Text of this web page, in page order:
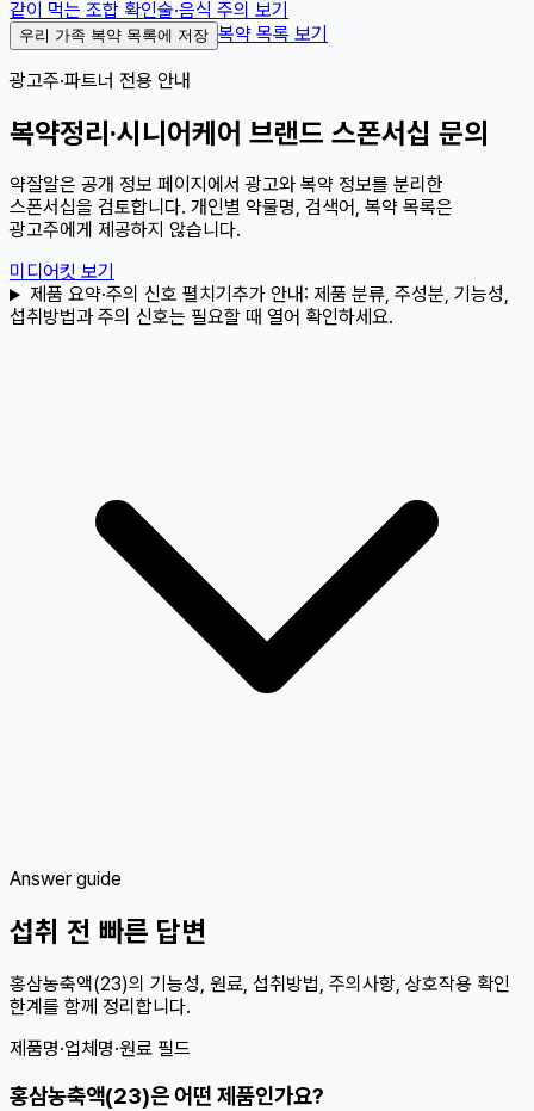
같이 먹는 조합 확인술·음식 주의 보기
우리 가족 복약 목록에 저장 복약 목록 보기
광고주·파트너 전용 안내
복약정리·시니어케어 브랜드 스폰서십 문의
약잘알은 공개 정보 페이지에서 광고와 복약 정보를 분리한
스폰서십을 검토합니다. 개인별 약물명, 검색어, 복약 목록은
광고주에게 제공하지 않습니다.
미디어킷 보기
제품 요약·주의 신호 펼치기 추가 안내: 제품 분류, 주성분, 기능성,
섭취방법과 주의 신호는 필요할 때 열어 확인하세요.
Answer guide
섭취 전 빠른 답변
홍삼농축액(23)의 기능성, 원료, 섭취방법, 주의사항, 상호작용 확인
한계를 함께 정리합니다.
제품명·업체명·원료 필드
홍삼농축액(23)은 어떤 제품인가요?